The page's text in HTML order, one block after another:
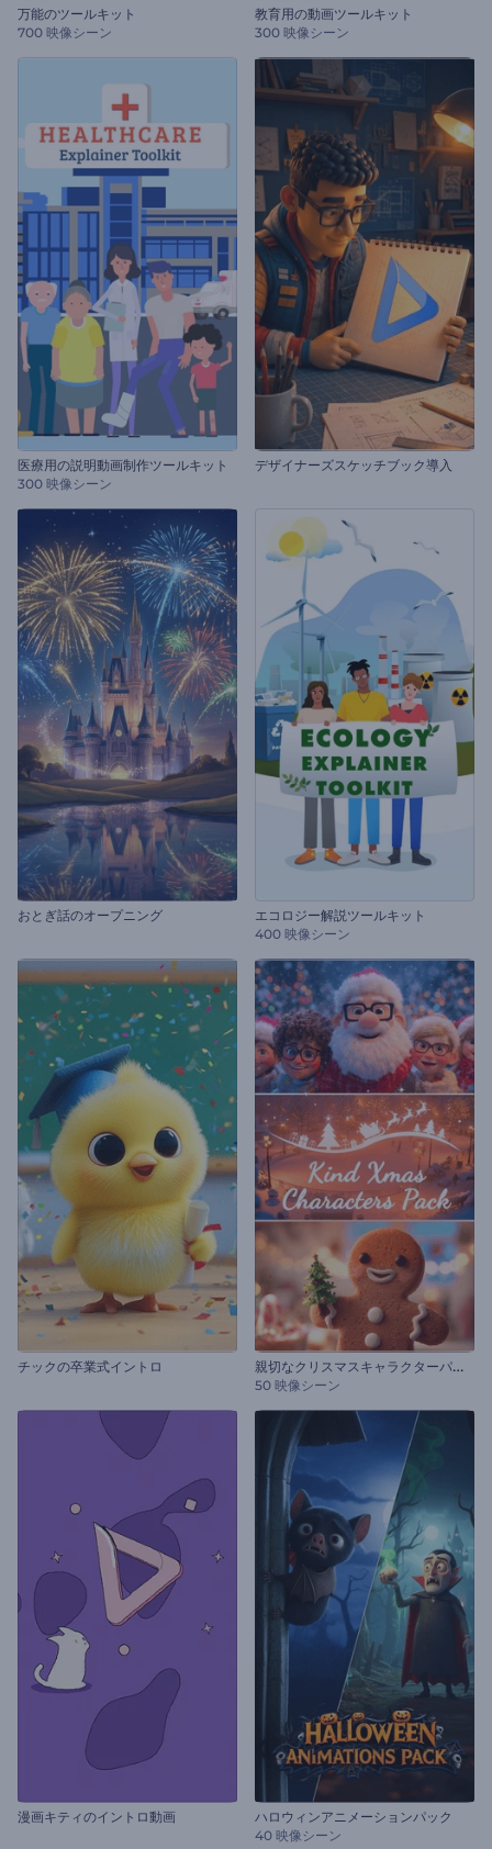
万能のツールキット
700 映像シーン
教育用の動画ツールキット
300 映像シーン
医療用の説明動画制作ツールキット
300 映像シーン
デザイナーズスケッチブック導入
おとぎ話のオープニング
エコロジー解説ツールキット
400 映像シーン
チックの卒業式イントロ 親
切なクリスマスキャラクターパック
50 映像シーン
漫画キティのイントロ動画
ハロウィンアニメーションパック
40 映像シーン